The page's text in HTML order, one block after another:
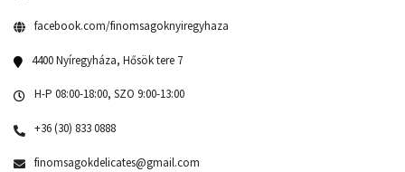
facebook.com/finomsagoknyiregyhaza
4400 Nyíregyháza, Hősök tere 7
H-P 08:00-18:00, SZO 9:00-13:00
+36 (30) 833 0888
finomsagokdelicates@gmail.com